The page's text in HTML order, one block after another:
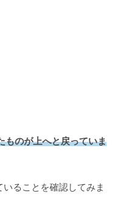
ものが上へと戻っていま
ることを確認してみま